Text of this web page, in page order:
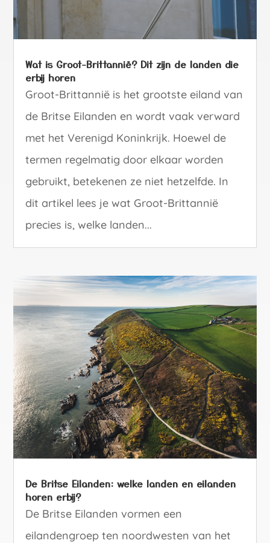
Wat is Groot-Brittannië? Dit zijn de landen die
erbij horen
Groot-Brittannië is het grootste eiland van
de Britse Eilanden en wordt vaak verward
met het Verenigd Koninkrijk. Hoewel de
termen regelmatig door elkaar worden
gebruikt, betekenen ze niet hetzelfde. In
dit artikel lees je wat Groot-Brittannië
precies is, welke landen...
De Britse Eilanden: welke landen en eilanden
horen erbij?
De Britse Eilanden vormen een
eilandengroep ten noordwesten van het